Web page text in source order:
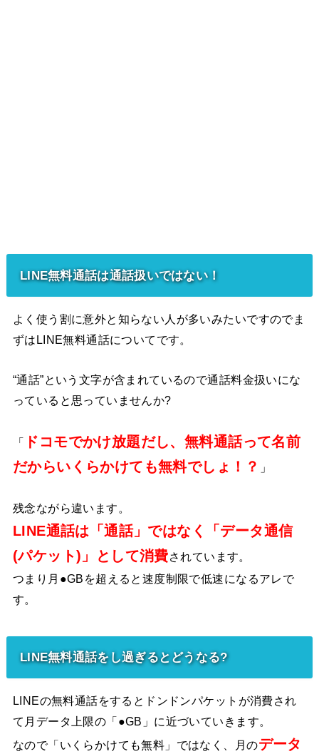
LINE無料通話は通話扱いではない！
よく使う割に意外と知らない人が多いみたいですのでま
ずはLINE無料通話についてです。
“通話”という文字が含まれているので通話料金扱いにな
っていると思っていませんか?
「 ドコモでかけ放題だし、無料通話って名前
だからいくらかけても無料でしょ！？ 」
残念ながら違います。
LINE通話は「通話」ではなく「データ通信
(パケット)」として消費されています。
つまり月●GBを超えると速度制限で低速になるアレで
す。
LINE無料通話をし過ぎるとどうなる?
LINEの無料通話をするとドンドンパケットが消費され
て月データ上限の「●GB」に近づいていきます。
なので「いくらかけても無料」ではなく、月のデータ